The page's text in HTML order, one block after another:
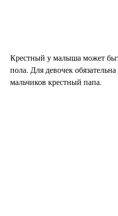
Крестный у малыша может
пола. Для девочек
мальчиков крестный папа.